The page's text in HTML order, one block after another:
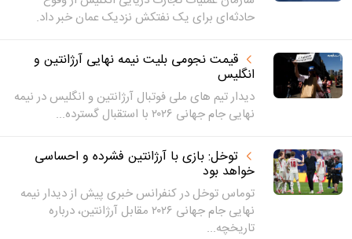
حادثه‌ای برای یک نفتکش نزدیک عمان خبر داد.
قیمت نجومی بلیت نیمه نهایی آرژانتین و
انگلیس
دیدار تیم های ملی فوتبال آرژانتین و انگلیس در نیمه
نهایی جام جهانی ۲۰۲۶ با استقبال گسترده...
توخل: بازی با آرژانتین فشرده و احساسی
خواهد بود
توماس توخل در کنفرانس خبری پیش از دیدار نیمه‌
نهایی جام جهانی ۲۰۲۶ مقابل آرژانتین، درباره
تاریخچه...